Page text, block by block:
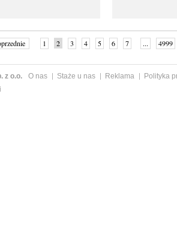
1 2 3 4 5 6 7 ... 4999
z o.o. O nas Staże u nas Reklama
Polityka